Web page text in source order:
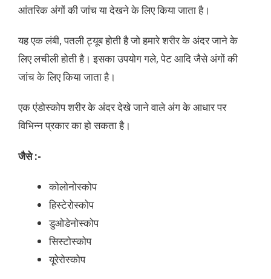
आंतरिक अंगों की जांच या देखने के लिए किया जाता है।
यह एक लंबी, पतली ट्यूब होती है जो हमारे शरीर के अंदर जाने के
लिए लचीली होती है। इसका उपयोग गले, पेट आदि जैसे अंगों की
जांच के लिए किया जाता है।
एक एंडोस्कोप शरीर के अंदर देखे जाने वाले अंग के आधार पर
विभिन्न प्रकार का हो सकता है।
जैसे :-
कोलोनोस्कोप
हिस्टेरोस्कोप
डुओडेनोस्कोप
सिस्टोस्कोप
यूरेरोस्कोप